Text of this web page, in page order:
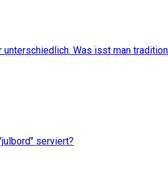
Was isst man
serviert?